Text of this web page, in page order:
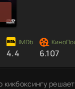
4.4 6.107